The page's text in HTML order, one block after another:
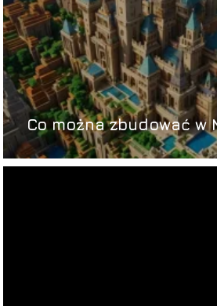
Co można zbudować w